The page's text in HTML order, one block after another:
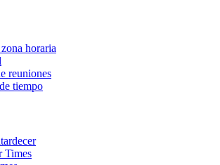
horaria
reuniones
tiempo
Times